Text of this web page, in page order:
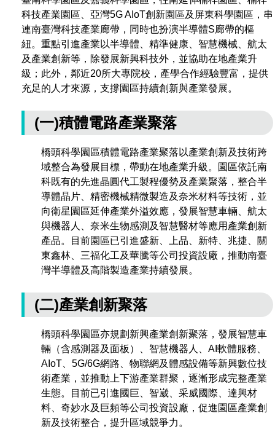
科技產業園區、亞灣5G AIoT創新園區及屏東科學園區，串
連南臺灣科技產業廊帶，同時也扮演半導體S廊帶的樞
紐。重點引進產業以半導體、精準健康、智慧機械、航太
及產業創新等，除發展新興科技外，並協助在地產業升
級；此外，鄰近20所大專院校，產學合作經驗豐富，提供
充足的人才來源，支撐園區持續創新與產業發展。
(一)積體電路產業聚落
橋頭科學園區積體電路產業聚落以產業創新及技術跨
域整合為發展目標，帶動在地產業升級。園區依託南
科既有的先進晶圓代工製程優勢及產業聚落，整合半
導體晶片、精密機械精微製造及奈米材料等技術，並
向衛星園區延伸產業外溢效應，發展智慧車輛、航太
與機器人、奈米生物感測及智慧醫材等應用產業創新
產品。目前園區已引進盛新、上品、新特、兆捷、關
東鑫林、三福化工及華騰等公司投資設廠，推動南臺
灣半導體及高階製造產業持續發展。
(二)產業創新聚落
橋頭科學園區亦規劃新興產業創新聚落，發展智慧車
輛（含感測器及面板）、智慧機器人、AI軟體服務、
AIoT、5G/6G網路、物聯網及體感設備等新興數位技
術產業，並推動上下游產業群聚，逐漸形成完整產業
生態。目前已引進國巨、智崴、采威國際、達興材
料、奇妙水及巨頻等公司投資設廠，促進園區產業創
新及技術整合，提升區域競爭力。